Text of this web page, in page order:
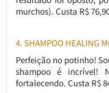
murchos). Custa R$
4. SHAMPOO HEALING
Perfeição no potinho!
shampoo é incrível!
fortalecendo. Custa R$